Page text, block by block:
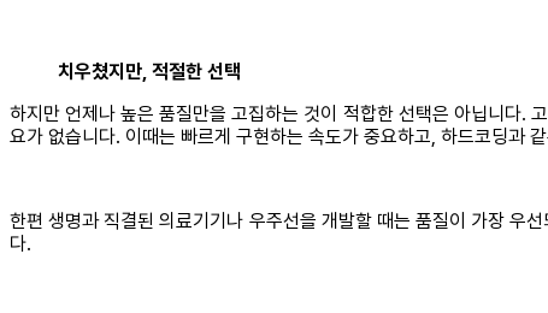
치우쳤지만, 적절한 선택
하지만 언제나 높은 품질만을 고집하는 것이 적합한 선택은 아닙니다.
요가 없습니다. 이때는 빠르게 구현하는 속도가 중요하고, 하드코딩과
한편 생명과 직결된 의료기기나 우주선을 개발할 때는 품질이 가장 우
다.